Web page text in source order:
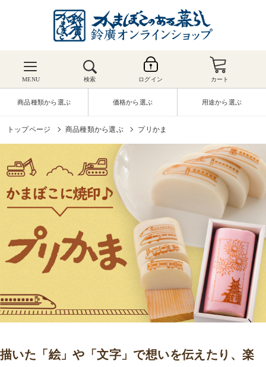
MENU 検索 ログイン カート
商品種類から選ぶ 価格から選ぶ 用途から選ぶ
トップページ 商品種類から選ぶ プリかま
描いた「絵」や「文字」で想いを伝えたり、楽